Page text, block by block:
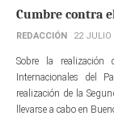
Cumbre contra
REDACCIÓN 22 JULIO
Sobre la realización
Internacionales del
realización de la
llevarse a cabo en